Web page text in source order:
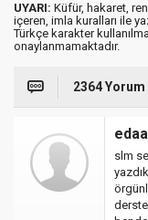
UYARI: Küfür, hakaret,
içeren, imla kuralları ile
Türkçe karakter
onaylanmamaktadır.
2364 Yorum
edaa
slm